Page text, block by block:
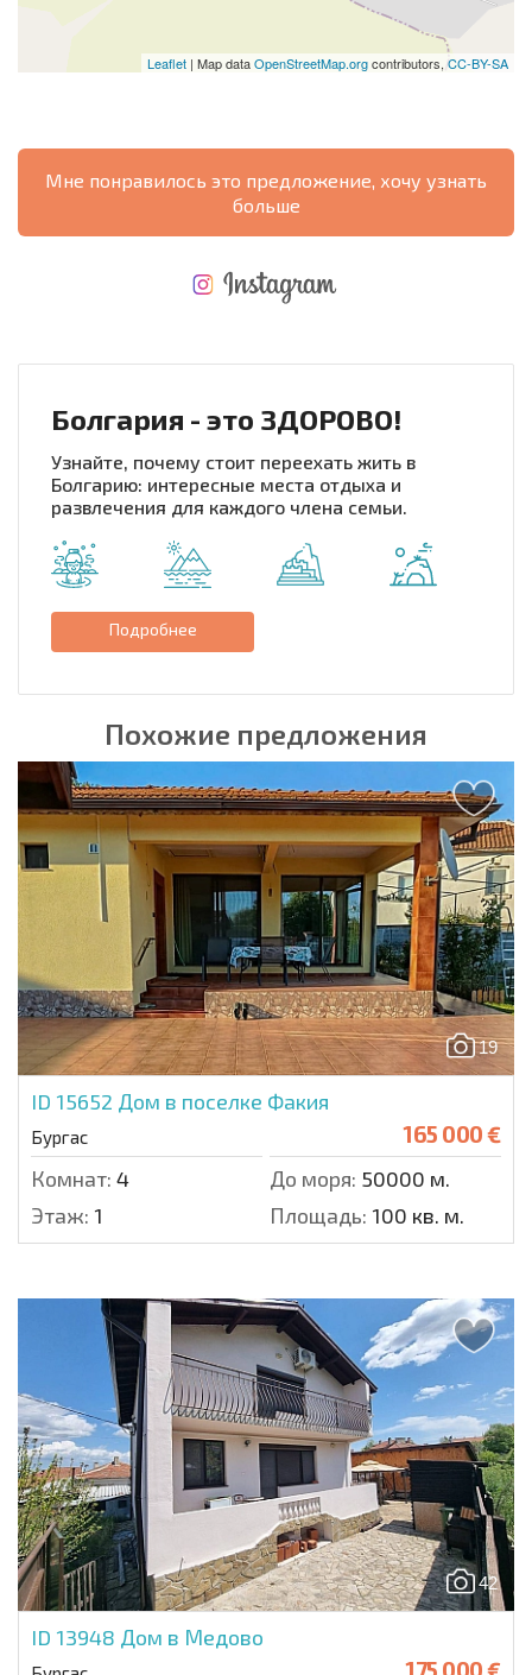
Leaflet | Map dataOpenStreetMap.orgcontributors, CC-BY-SA
Мне понравилось это предложение, хочу узнать
больше
Болгария - это ЗДОРОВО!
Узнайте, почему стоит переехать жить в
Болгарию: интересные места отдыха и
развлечения для каждого члена семьи.
Подробнее
Похожие предложения
19
ID 15652 Дом в поселке Факия
Бургас 165 000 €
Комнат: 4 До моря: 50000 м.
Этаж: 1 Площадь: 100 кв. м.
42
ID 13948 Дом в Медово